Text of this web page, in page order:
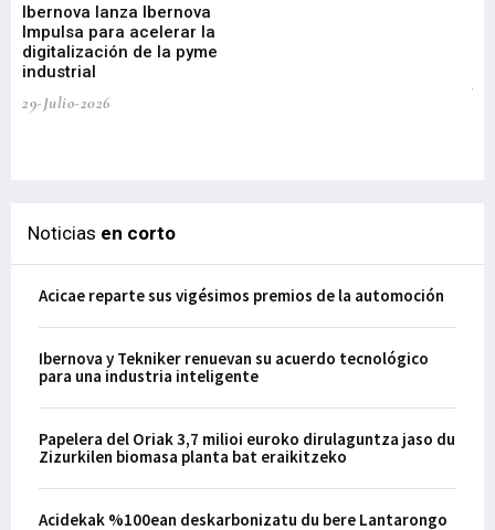
Ibernova lanza Ibernova
Impulsa para acelerar la
digitalización de la pyme
industrial
29-Julio-2026
Noticias en corto
Acicae reparte sus vigésimos premios de la automoción
Ibernova y Tekniker renuevan su acuerdo tecnológico
para una industria inteligente
Papelera del Oriak 3,7 milioi euroko dirulaguntza jaso du
Zizurkilen biomasa planta bat eraikitzeko
Acidekak %100ean deskarbonizatu du bere Lantarongo